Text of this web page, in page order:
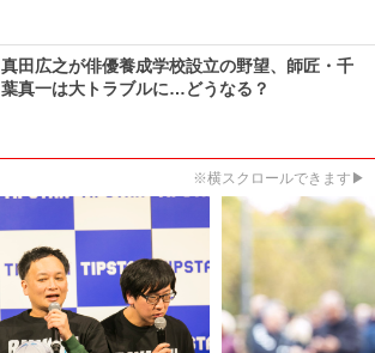
真田広之が俳優養成学校設立の野望、師匠・千
葉真一は大トラブルに…どうなる？
※横スクロールできます▶